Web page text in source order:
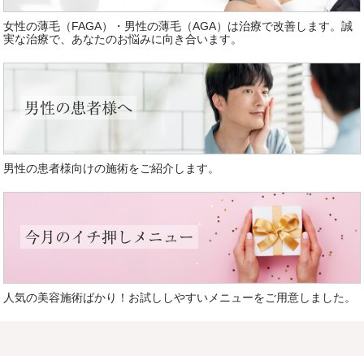
女性の薄毛（FAGA）・男性の薄毛（AGA）は治療で改善します。誠
実な治療で、あなたのお悩みに向き合います。
男性の患者様へ
男性の患者様向けの施術をご紹介します。
今月のイチ押しメニュー
人気の美容施術ばかり！お試ししやすいメニューをご用意しました。